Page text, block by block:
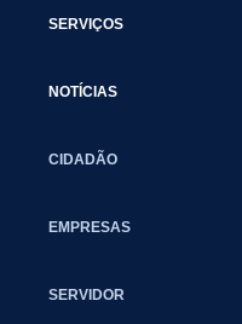
SERVIÇOS
NOTÍCIAS
CIDADÃO
EMPRESAS
SERVIDOR